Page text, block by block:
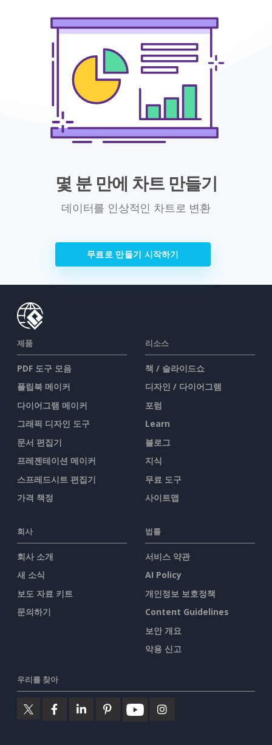
몇 분 만에 차트 만들기
데이터를 인상적인 차트로 변환
무료로 만들기 시작하기
제품
PDF 도구 모음
플립북 메이커
다이어그램 메이커
그래픽 디자인 도구
문서 편집기
프레젠테이션 메이커
스프레드시트 편집기
가격 책정
리소스
책 / 슬라이드쇼
디자인 / 다이어그램
포럼
Learn
블로그
지식
무료 도구
사이트맵
회사
회사 소개
새 소식
보도 자료 키트
문의하기
법률
서비스 약관
AI Policy
개인정보 보호정책
Content Guidelines
보안 개요
악용 신고
우리를 찾아